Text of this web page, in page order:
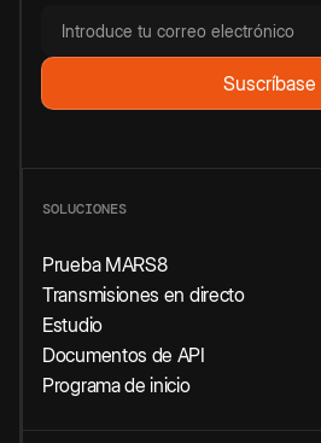
SOLUCIONES
Prueba MARS8
Transmisiones en directo
Estudio
Documentos de API
Programa de inicio